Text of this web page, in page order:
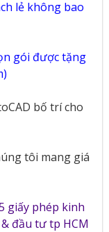
lẻ không bao
gói được tặng
bố trí cho
tôi mang giá
giấy phép kinh
đầu tư tp HCM